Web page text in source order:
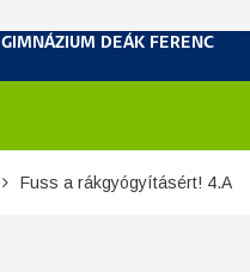
DEÁK FERENC
Fuss a rákgyógyításért! 4.A